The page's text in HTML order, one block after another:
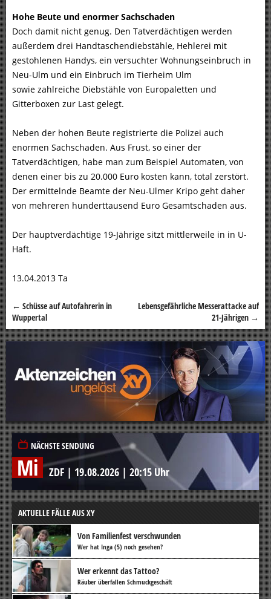
Hohe Beute und enormer Sachschaden
Doch damit nicht genug. Den Tatverdächtigen werden
außerdem drei Handtaschendiebstähle, Hehlerei mit
gestohlenen Handys, ein versuchter Wohnungseinbruch in
Neu-Ulm und ein Einbruch im Tierheim Ulm
sowie zahlreiche Diebstähle von Europaletten und
Gitterboxen zur Last gelegt.
Neben der hohen Beute registrierte die Polizei auch
enormen Sachschaden. Aus Frust, so einer der
Tatverdächtigen, habe man zum Beispiel Automaten, von
denen einer bis zu 20.000 Euro kosten kann, total zerstört.
Der ermittelnde Beamte der Neu-Ulmer Kripo geht daher
von mehreren hunderttausend Euro Gesamtschaden aus.
Der hauptverdächtige 19-Jährige sitzt mittlerweile in in U-
Haft.
13.04.2013 Ta
Beitragsnavigation
← Schüsse auf Autofahrerin in
Wuppertal
Lebensgefährliche Messerattacke auf
21-Jährigen →
NÄCHSTE SENDUNG
Mi ZDF | 19.08.2026 | 20:15 Uhr
AKTUELLE FÄLLE AUS XY
Von Familienfest verschwunden
Wer hat Inga (5) noch gesehen?
Wer erkennt das Tattoo?
Räuber überfallen Schmuckgeschäft